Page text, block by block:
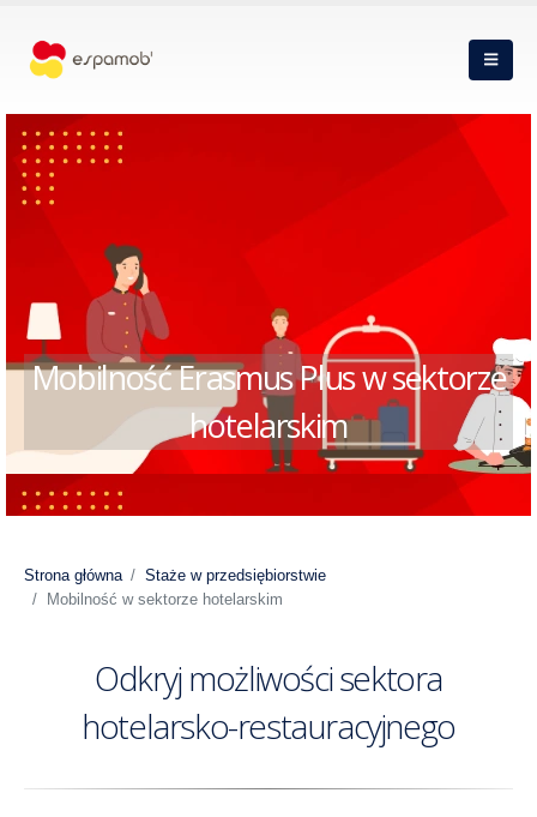
Mobilność Erasmus Plus w sektorze
hotelarskim
Strona główna
Staże w przedsiębiorstwie
Mobilność w sektorze hotelarskim
Odkryj możliwości sektora
hotelarsko-restauracyjnego